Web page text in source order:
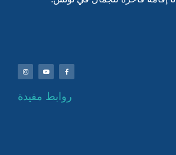
روابط مفيدة